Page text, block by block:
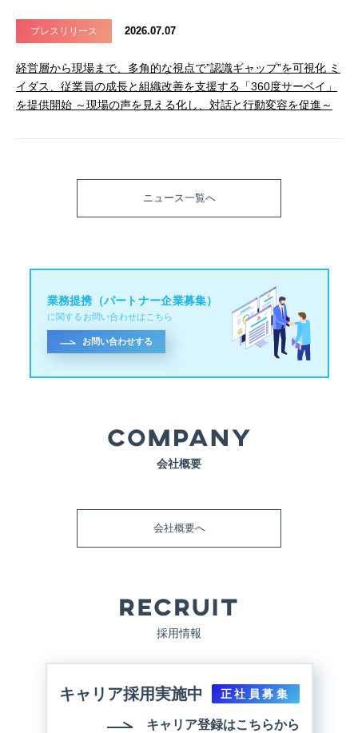
プレスリリース 2026.07.07
経営層から現場まで、多角的な視点で”認識ギャップ”を可視化 ミ
イダス、従業員の成長と組織改善を支援する「360度サーベイ」
を提供開始 ～現場の声を見える化し、対話と行動変容を促進～
ニュース一覧へ
業務提携（パートナー企業募集）
に関するお問い合わせはこちら
お問い合わせする
会社概要
会社概要へ
採用情報
キャリア採用実施中 正社員募集
キャリア登録はこちらから